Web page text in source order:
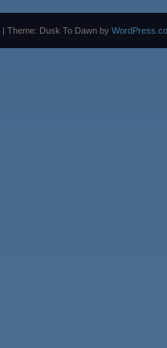
Theme: Dusk To Dawn by